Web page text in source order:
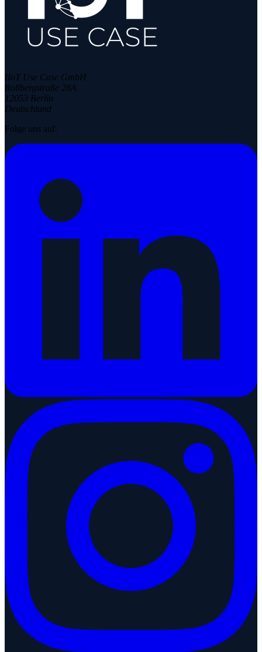
IIoT Use Case GmbH
Rollbergstraße 28A
12053 Berlin
Deutschland
Folge uns auf: